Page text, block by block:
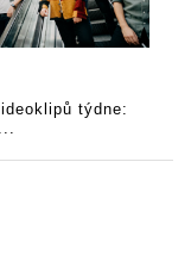
týdne: